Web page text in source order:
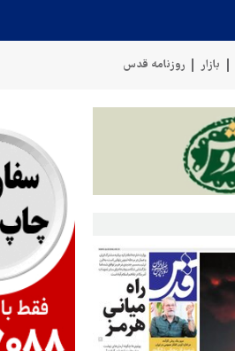
بازار روزنامه قدس
سخنگوی نیروهای مسلح یمن: کشتی نفتی